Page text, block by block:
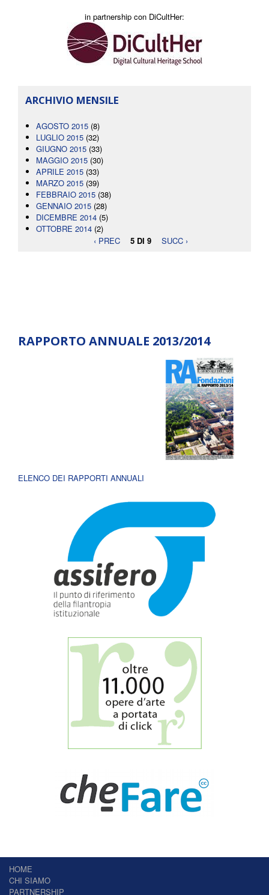
in partnership con DiCultHer:
ARCHIVIO MENSILE
AGOSTO 2015 (8)
LUGLIO 2015 (32)
GIUGNO 2015 (33)
MAGGIO 2015 (30)
APRILE 2015 (33)
MARZO 2015 (39)
FEBBRAIO 2015 (38)
GENNAIO 2015 (28)
DICEMBRE 2014 (5)
OTTOBRE 2014 (2)
‹ PREC
5 DI 9 SUCC ›
RAPPORTO ANNUALE 2013/2014
ELENCO DEI RAPPORTI ANNUALI
HOME
CHI SIAMO
PARTNERSHIP